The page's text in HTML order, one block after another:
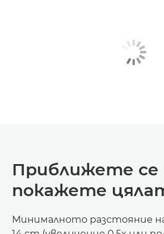
Приближете се
покажете
Минималното разстояние